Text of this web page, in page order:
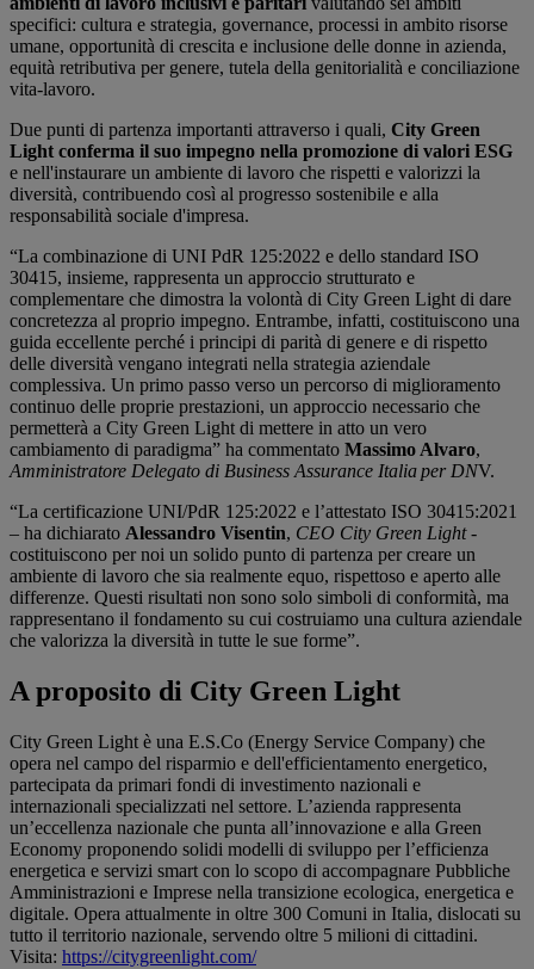
specifici: cultura e strategia, governance, processi in ambito risorse
umane, opportunità di crescita e inclusione delle donne in azienda,
equità retributiva per genere, tutela della genitorialità e conciliazione
vita-lavoro.
Due punti di partenza importanti attraverso i quali, City Green
Light conferma il suo impegno nella promozione di valori ESG
e nell'instaurare un ambiente di lavoro che rispetti e valorizzi la
diversità, contribuendo così al progresso sostenibile e alla
responsabilità sociale d'impresa.
“La combinazione di UNI PdR 125:2022 e dello standard ISO
30415, insieme, rappresenta un approccio strutturato e
complementare che dimostra la volontà di City Green Light di dare
concretezza al proprio impegno. Entrambe, infatti, costituiscono una
guida eccellente perché i principi di parità di genere e di rispetto
delle diversità vengano integrati nella strategia aziendale
complessiva. Un primo passo verso un percorso di miglioramento
continuo delle proprie prestazioni, un approccio necessario che
permetterà a City Green Light di mettere in atto un vero
cambiamento di paradigma” ha commentato Massimo Alvaro,
Amministratore Delegato di Business Assurance Italia per DNV.
“La certificazione UNI/PdR 125:2022 e l’attestato ISO 30415:2021
– ha dichiarato Alessandro Visentin, CEO City Green Light-
costituiscono per noi un solido punto di partenza per creare un
ambiente di lavoro che sia realmente equo, rispettoso e aperto alle
differenze. Questi risultati non sono solo simboli di conformità, ma
rappresentano il fondamento su cui costruiamo una cultura aziendale
che valorizza la diversità in tutte le sue forme”.
A proposito di City Green Light
City Green Light è una E.S.Co (Energy Service Company) che
opera nel campo del risparmio e dell'efficientamento energetico,
partecipata da primari fondi di investimento nazionali e
internazionali specializzati nel settore. L’azienda rappresenta
un’eccellenza nazionale che punta all’innovazione e alla Green
Economy proponendo solidi modelli di sviluppo per l’efficienza
energetica e servizi smart con lo scopo di accompagnare Pubbliche
Amministrazioni e Imprese nella transizione ecologica, energetica e
digitale. Opera attualmente in oltre 300 Comuni in Italia, dislocati su
tutto il territorio nazionale, servendo oltre 5 milioni di cittadini.
Visita: https://citygreenlight.com/